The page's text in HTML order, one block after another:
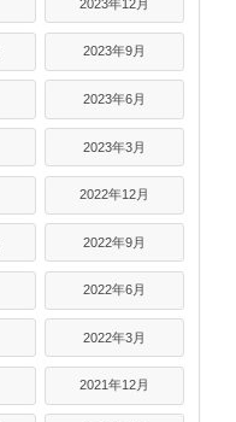
2023年12月
2023年9月
2023年6月
2023年3月
2022年12月
2022年9月
2022年6月
2022年3月
2021年12月